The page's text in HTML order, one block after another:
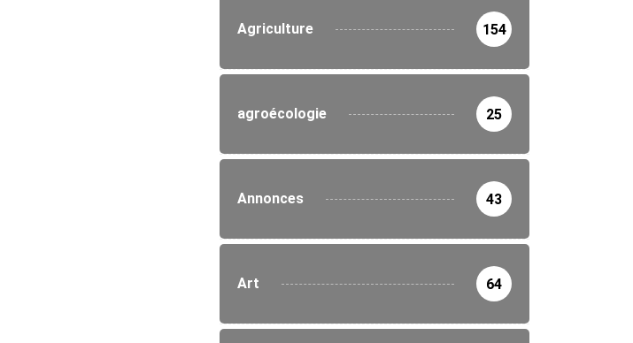
Agriculture 154
agroécologie 25
Annonces 43
Art 64